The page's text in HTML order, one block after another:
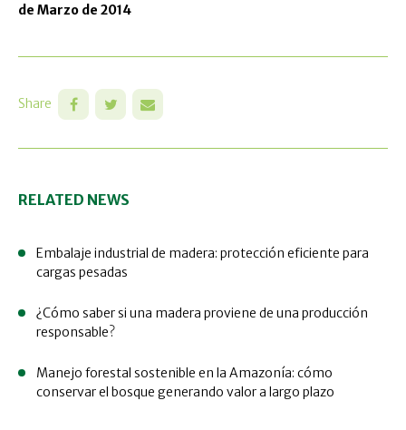
de Marzo de 2014
Share
RELATED NEWS
Embalaje industrial de madera: protección eficiente para
cargas pesadas
¿Cómo saber si una madera proviene de una producción
responsable?
Manejo forestal sostenible en la Amazonía: cómo
conservar el bosque generando valor a largo plazo